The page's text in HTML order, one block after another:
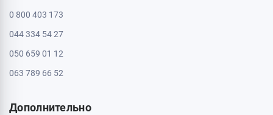
0 800 403 173
044 334 54 27
050 659 01 12
063 789 66 52
Дополнительно